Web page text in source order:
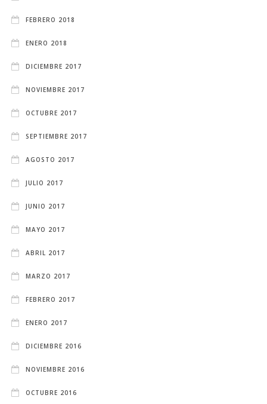
FEBRERO 2018
ENERO 2018
DICIEMBRE 2017
NOVIEMBRE 2017
OCTUBRE 2017
SEPTIEMBRE 2017
AGOSTO 2017
JULIO 2017
JUNIO 2017
MAYO 2017
ABRIL 2017
MARZO 2017
FEBRERO 2017
ENERO 2017
DICIEMBRE 2016
NOVIEMBRE 2016
OCTUBRE 2016